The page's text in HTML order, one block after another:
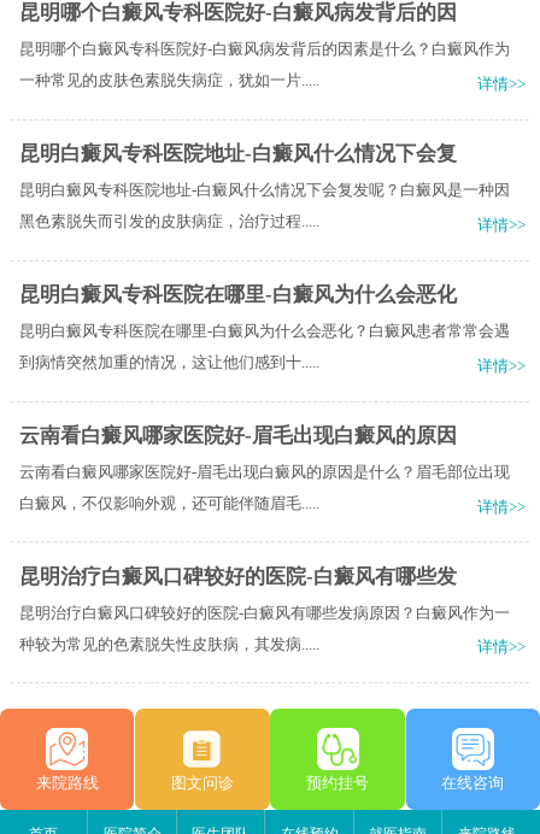
昆明哪个白癜风专科医院好-白癜风病发背后的因
昆明哪个白癜风专科医院好-白癜风病发背后的因素是什么？白癜风作为
一种常见的皮肤色素脱失病症，犹如一片.....
详情>>
昆明白癜风专科医院地址-白癜风什么情况下会复
昆明白癜风专科医院地址-白癜风什么情况下会复发呢？白癜风是一种因
黑色素脱失而引发的皮肤病症，治疗过程.....
详情>>
昆明白癜风专科医院在哪里-白癜风为什么会恶化
昆明白癜风专科医院在哪里-白癜风为什么会恶化？白癜风患者常常会遇
到病情突然加重的情况，这让他们感到十.....
详情>>
云南看白癜风哪家医院好-眉毛出现白癜风的原因
云南看白癜风哪家医院好-眉毛出现白癜风的原因是什么？眉毛部位出现
白癜风，不仅影响外观，还可能伴随眉毛.....
详情>>
昆明治疗白癜风口碑较好的医院-白癜风有哪些发
昆明治疗白癜风口碑较好的医院-白癜风有哪些发病原因？白癜风作为一
种较为常见的色素脱失性皮肤病，其发病.....
详情>>
来院路线 图文问诊 预约挂号 在线咨询